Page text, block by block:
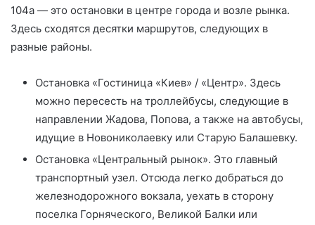
104а — это остановки в центре города и возле рынка.
Здесь сходятся десятки маршрутов, следующих в
разные районы.
Остановка «Гостиница «Киев» / «Центр». Здесь
можно пересесть на троллейбусы, следующие в
направлении Жадова, Попова, а также на автобусы,
идущие в Новониколаевку или Старую Балашевку.
Остановка «Центральный рынок». Это главный
транспортный узел. Отсюда легко добраться до
железнодорожного вокзала, уехать в сторону
поселка Горняческого, Великой Балки или